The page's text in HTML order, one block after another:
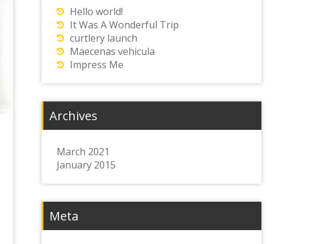
Hello world!
It Was A Wonderful Trip
curtlery launch
Maecenas vehicula
Impress Me
Archives
March 2021
January 2015
Meta